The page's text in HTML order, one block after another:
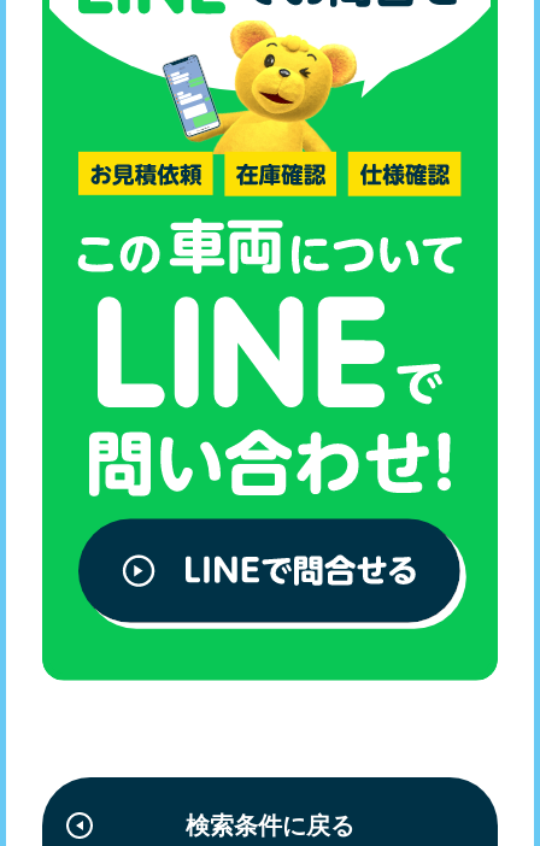
検索条件に戻る